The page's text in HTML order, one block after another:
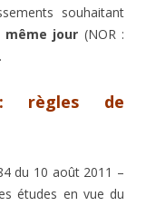
souhaitant
même jour (NOR :
règles de
du 10 août 2011 –
études en vue du